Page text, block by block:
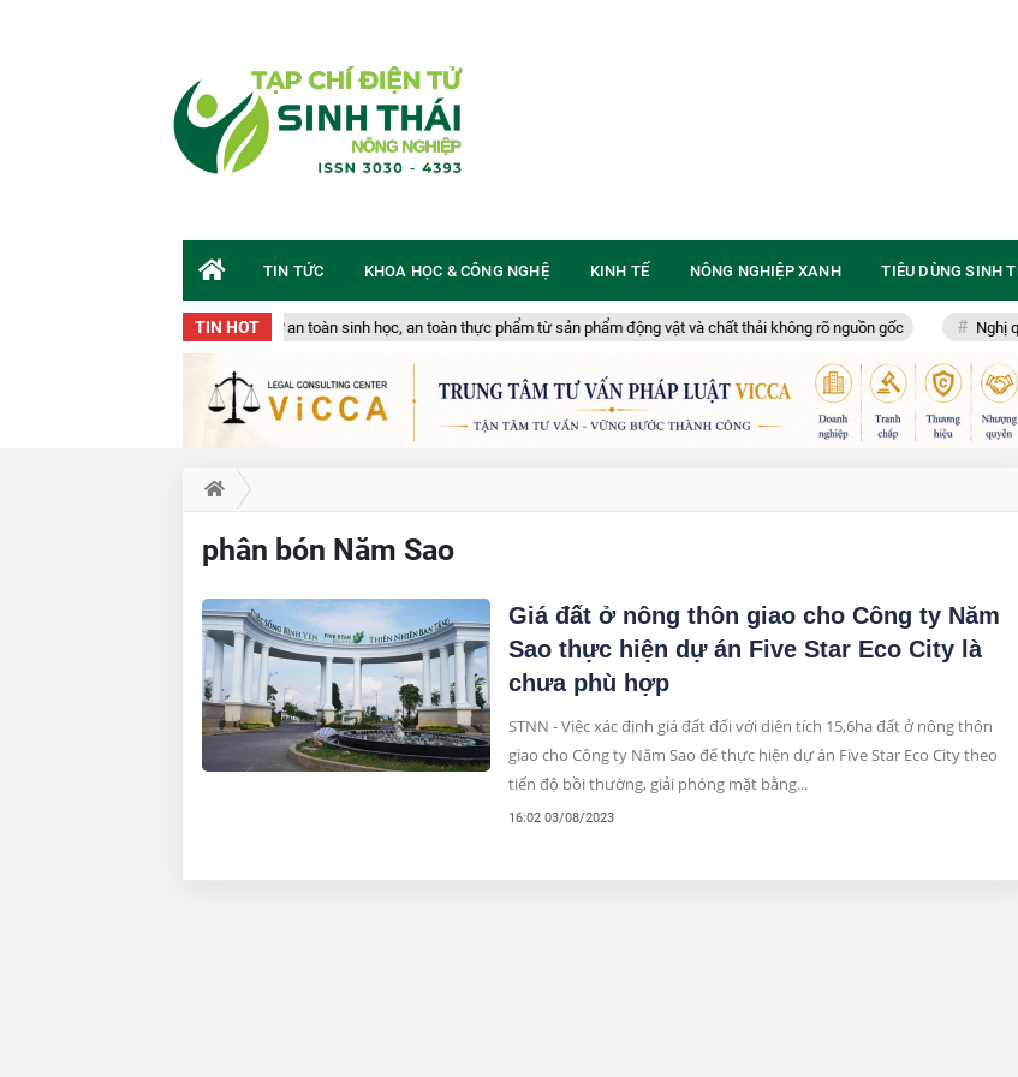
TIN HOT
hóa qua biên giới Quảng Trị: Nguy cơ an toàn sinh học, an toàn thực phẩm từ sản phẩm động vật và chất thải không rõ nguồn gốc Nghị
TIN TỨC KHOA HỌC & CÔNG NGHỆ KINH TẾ NÔNG NGHIỆP XANH TIÊU DÙNG SINH
phân bón Năm Sao
Giá đất ở nông thôn giao cho Công ty Năm
Sao thực hiện dự án Five Star Eco City là
chưa phù hợp
STNN - Việc xác định giá đất đối với diện tích 15,6ha đất ở nông thôn
giao cho Công ty Năm Sao để thực hiện dự án Five Star Eco City theo
tiến độ bồi thường, giải phóng mặt bằng...
16:02 03/08/2023